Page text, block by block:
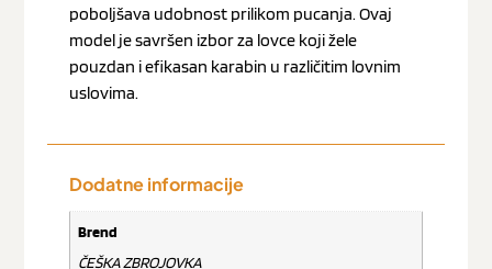
poboljšava udobnost prilikom pucanja. Ovaj
model je savršen izbor za lovce koji žele
pouzdan i efikasan karabin u različitim lovnim
uslovima.
Dodatne informacije
Brend
ČEŠKA ZBROJOVKA